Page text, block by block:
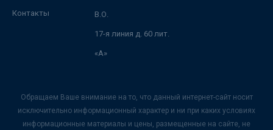
Контакты В.О.
17-я линия д. 60 лит.
«А»
Обращаем Ваше внимание на то, что данный интернет-сайт носит
исключительно информационный характер и ни при каких условиях
информационные материалы и цены, размещенные на сайте, не